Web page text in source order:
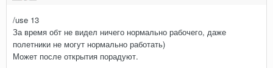
/use 13
За время обт не видел ничего нормально рабочего, даже
полетники не могут нормально работать)
Может после открытия порадуют.